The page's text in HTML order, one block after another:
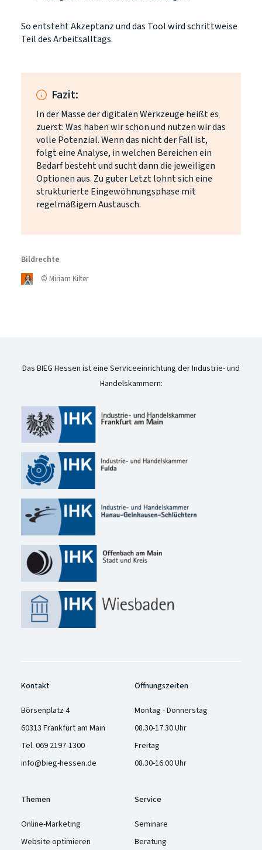
So entsteht Akzeptanz und das Tool wird schrittweise
Teil des Arbeitsalltags.
Fazit:
In der Masse der digitalen Werkzeuge heißt es
zuerst: Was haben wir schon und nutzen wir das
volle Potenzial. Wenn das nicht der Fall ist,
folgt eine Analyse, in welchen Bereichen ein
Bedarf besteht und sucht dann die jeweiligen
Optionen aus. Zu guter Letzt lohnt sich eine
strukturierte Eingewöhnungsphase mit
regelmäßigem Austausch.
Bildrechte
© Miriam Kilter
Das BIEG Hessen ist eine Serviceeinrichtung der Industrie- und
Handelskammern:
Kontakt
Börsenplatz 4
60313 Frankfurt am Main
Tel. 069 2197-1300
info@bieg-hessen.de
Öffnungszeiten
Montag - Donnerstag
08.30-17.30 Uhr
Freitag
08.30-16.00 Uhr
Themen
Online-Marketing
Website optimieren
Service
Seminare
Beratung